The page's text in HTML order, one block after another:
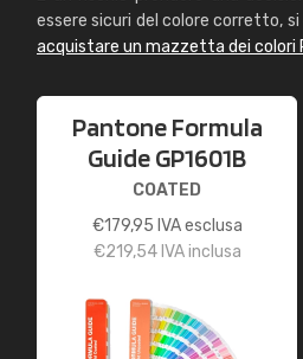
essere sicuri del colore corretto,
acquistare un mazzetta dei colori
Pantone Formula
Guide GP1601B
COATED
€179,95 IVA esclusa
€219,54IVA inclusa